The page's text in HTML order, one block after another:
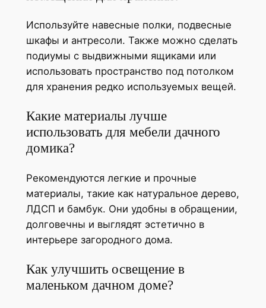
Используйте навесные полки, подвесные
шкафы и антресоли. Также можно сделать
подиумы с выдвижными ящиками или
использовать пространство под потолком
для хранения редко используемых вещей.
Какие материалы лучше
использовать для мебели дачного
домика?
Рекомендуются легкие и прочные
материалы, такие как натуральное дерево,
ЛДСП и бамбук. Они удобны в обращении,
долговечны и выглядят эстетично в
интерьере загородного дома.
Как улучшить освещение в
маленьком дачном доме?